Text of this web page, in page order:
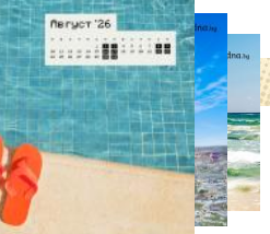
ДНЕС ПРАЗНУВАТ
Албена Павлова на 60:
Талант, хумор и
незабравими роли